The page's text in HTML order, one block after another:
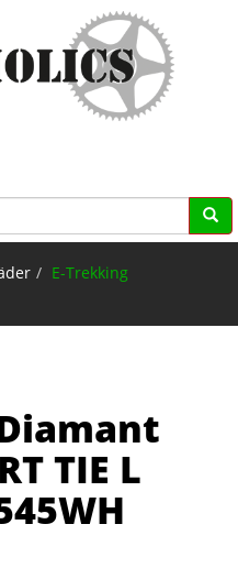
E-Trekking
TIE L